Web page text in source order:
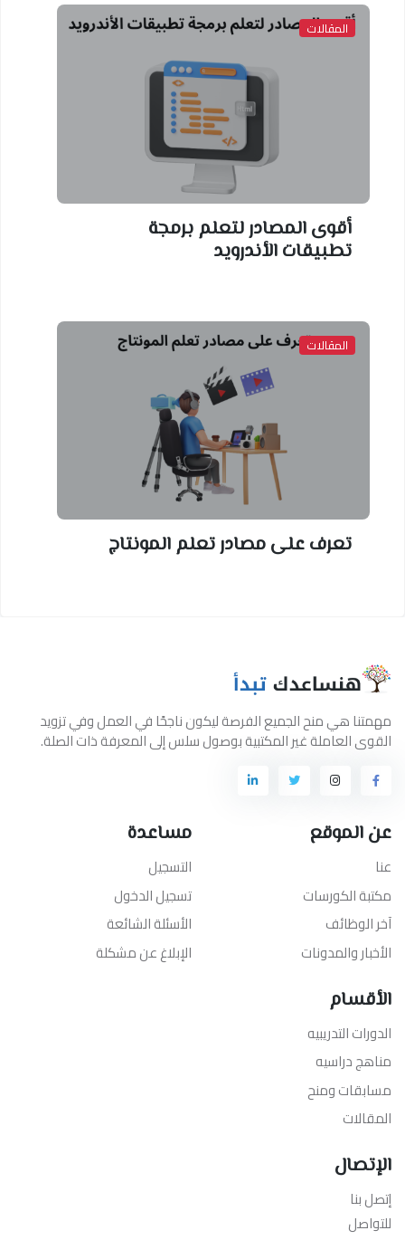
المقالات
أقوى المصادر لتعلم برمجة
تطبيقات الأندرويد
المقالات
تعرف على مصادر تعلم المونتاج
مهمتنا هي منح الجميع الفرصة ليكون ناجحًا في العمل وفي تزويد
القوى العاملة غير المكتبية بوصول سلس إلى المعرفة ذات الصلة.
عن الموقع
عنا
مكتبة الكورسات
آخر الوظائف
الأخبار والمدونات
مساعدة
التسجيل
تسجيل الدخول
الأسئلة الشائعة
الإبلاغ عن مشكلة
الأقسام
الدورات التدريبيه
مناهج دراسيه
مسابقات ومنح
المقالات
الإتصال
إتصل بنا
للتواصل